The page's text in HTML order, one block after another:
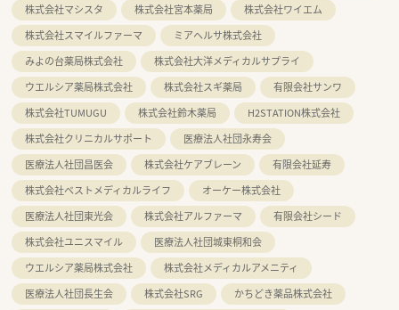
株式会社マシスタ
株式会社宮本薬局
株式会社ワイエム
株式会社スマイルファーマ
ミアヘルサ株式会社
みよの台薬局株式会社
株式会社大洋メディカルサプライ
ウエルシア薬局株式会社
株式会社スギ薬局
有限会社サンワ
株式会社TUMUGU
株式会社鈴木薬局
H2STATION株式会社
株式会社クリニカルサポート
医療法人社団永寿会
医療法人社団昌医会
株式会社ケアブレーン
有限会社延寿
株式会社ベストメディカルライフ
オーケー株式会社
医療法人社団東光会
株式会社アルファーマ
有限会社シード
株式会社ユニスマイル
医療法人社団城東桐和会
ウエルシア薬局株式会社
株式会社メディカルアメニティ
医療法人社団長生会
株式会社SRG
かちどき薬品株式会社